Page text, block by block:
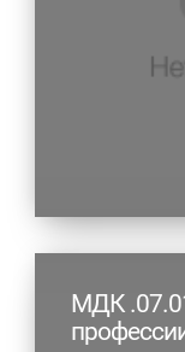
МДК